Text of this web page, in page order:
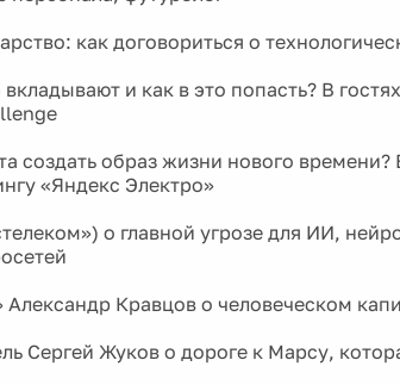
как договориться о
и как в это попасть? В
создать образ жизни нового
«Яндекс Электро»
о главной угрозе для ИИ,
Александр Кравцов о человеческом
Сергей Жуков о дороге к Марсу,